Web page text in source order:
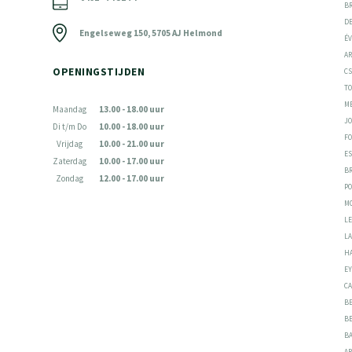
Engelseweg 150, 5705 AJ Helmond
OPENINGSTIJDEN
Maandag
Di t/m Do
Vrijdag
Zaterdag
Zondag
13.00 - 18.00 uur
10.00 - 18.00 uur
10.00 - 21.00 uur
10.00 - 17.00 uur
12.00 - 17.00 uur